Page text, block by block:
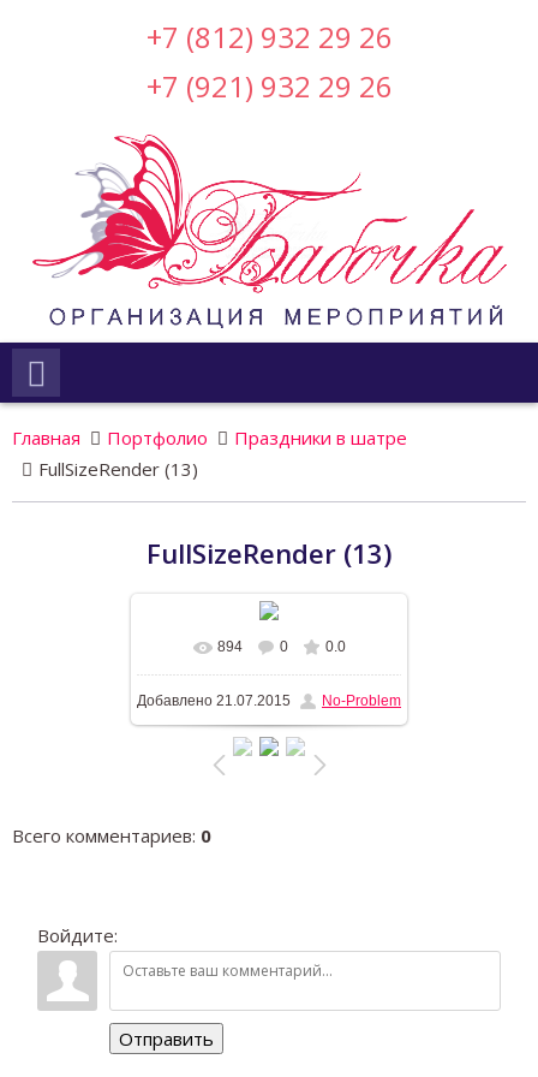
+7 (812) 932 29 26
+7 (921) 932 29 26
Главная Портфолио
Праздники в шатре
FullSizeRender (13)
FullSizeRender (13)
В реальном размере 1600x1195
/ 532.5Kb
894 0 0.0
Добавлено 21.07.2015 No-Problem
Всего комментариев: 0
Войдите:
Отправить